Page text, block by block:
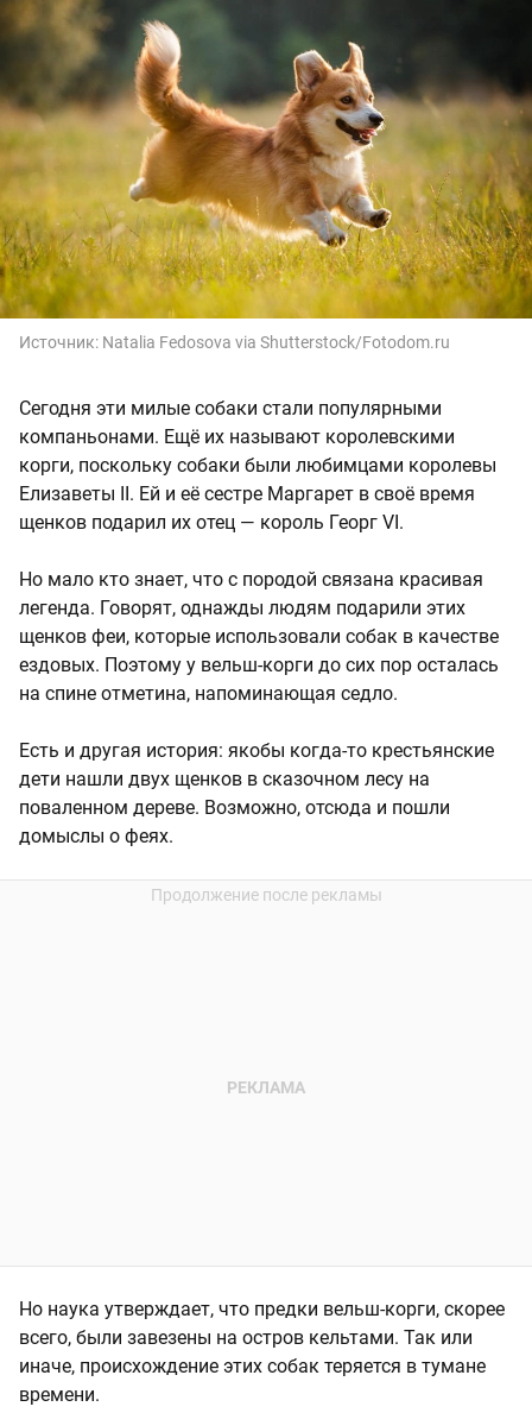
Источник: Natalia Fedosova via Shutterstock/Fotodom.ru
Сегодня эти милые собаки стали популярными
компаньонами. Ещё их называют королевскими
корги, поскольку собаки были любимцами королевы
Елизаветы II. Ей и её сестре Маргарет в своё время
щенков подарил их отец — король Георг VI.
Но мало кто знает, что с породой связана красивая
легенда. Говорят, однажды людям подарили этих
щенков феи, которые использовали собак в качестве
ездовых. Поэтому у вельш-корги до сих пор осталась
на спине отметина, напоминающая седло.
Есть и другая история: якобы когда-то крестьянские
дети нашли двух щенков в сказочном лесу на
поваленном дереве. Возможно, отсюда и пошли
домыслы о феях.
Но наука утверждает, что предки вельш-корги, скорее
всего, были завезены на остров кельтами. Так или
иначе, происхождение этих собак теряется в тумане
времени.